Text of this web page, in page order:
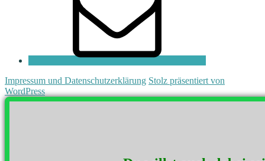
Impressum und Datenschutzerklärung Stolz präsentiert von
WordPress